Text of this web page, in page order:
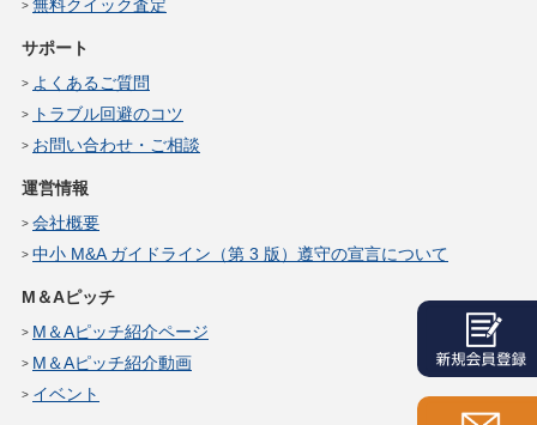
無料クイック査定
サポート
よくあるご質問
トラブル回避のコツ
お問い合わせ・ご相談
運営情報
会社概要
中小 M&A ガイドライン（第 3 版）遵守の宣言について
M＆Aピッチ
M＆Aピッチ紹介ページ
M＆Aピッチ紹介動画
イベント